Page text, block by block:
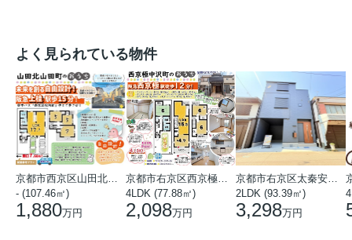
よく見られている物件
- (107.46㎡)
1,880万円
4LDK (77.88㎡)
2,098万円
2LDK (93.39㎡)
3,298万円